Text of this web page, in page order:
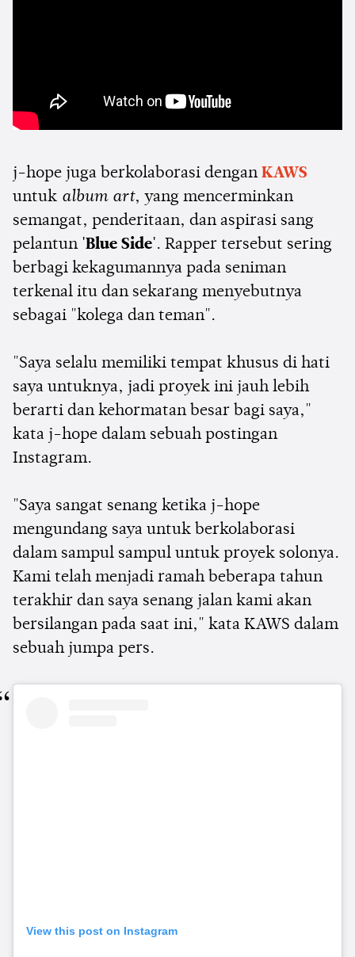
j-hope juga berkolaborasi dengan KAWS
untuk album art, yang mencerminkan
semangat, penderitaan, dan aspirasi sang
pelantun 'Blue Side'. Rapper tersebut sering
berbagi kekagumannya pada seniman
terkenal itu dan sekarang menyebutnya
sebagai "kolega dan teman".
"Saya selalu memiliki tempat khusus di hati
saya untuknya, jadi proyek ini jauh lebih
berarti dan kehormatan besar bagi saya,"
kata j-hope dalam sebuah postingan
Instagram.
"Saya sangat senang ketika j-hope
mengundang saya untuk berkolaborasi
dalam sampul sampul untuk proyek solonya.
Kami telah menjadi ramah beberapa tahun
terakhir dan saya senang jalan kami akan
bersilangan pada saat ini," kata KAWS dalam
sebuah jumpa pers.
View this post on Instagram